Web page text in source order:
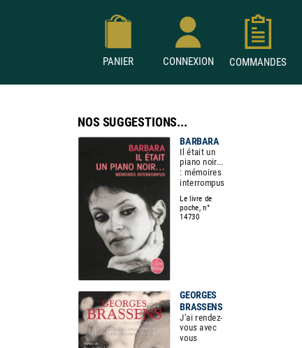
PANIER CONNEXION COMMANDES
NOS SUGGESTIONS...
BARBARA
Il était un
piano noir...
: mémoires
interrompus
Le livre de
poche, n°
14730
GEORGES
BRASSENS
J’ai rendez-
vous avec
vous